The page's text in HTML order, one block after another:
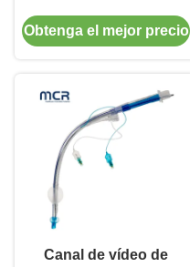
desechable
Obtenga el mejor precio
Canal de vídeo de